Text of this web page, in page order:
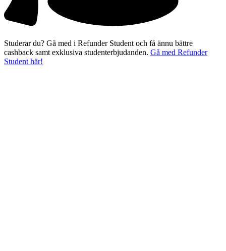
Studerar du? Gå med i Refunder Student och få ännu bättre
cashback samt exklusiva studenterbjudanden. Gå med Refunder
Student här!